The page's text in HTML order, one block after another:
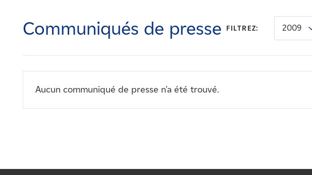
Nouvelles
Communiqués de presse FILTREZ: 2009
Aucun communiqué de presse n'a été trouvé.